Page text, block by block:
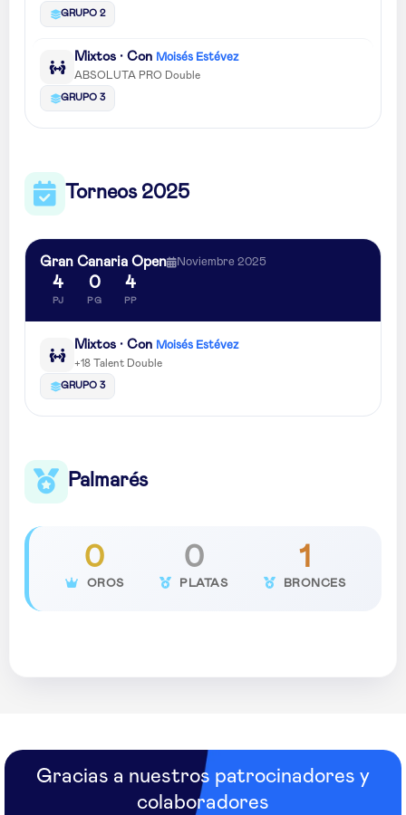
GRUPO 2
Mixtos · Con Moisés Estévez
ABSOLUTA PRO Double
GRUPO 3
Torneos 2025
Gran Canaria Open Noviembre 2025
4
PJ
0
PG
4
PP
Mixtos · Con Moisés Estévez
+18 Talent Double
GRUPO 3
Palmarés
0
OROS
0
PLATAS
1
BRONCES
Gracias a nuestros patrocinadores y
colaboradores